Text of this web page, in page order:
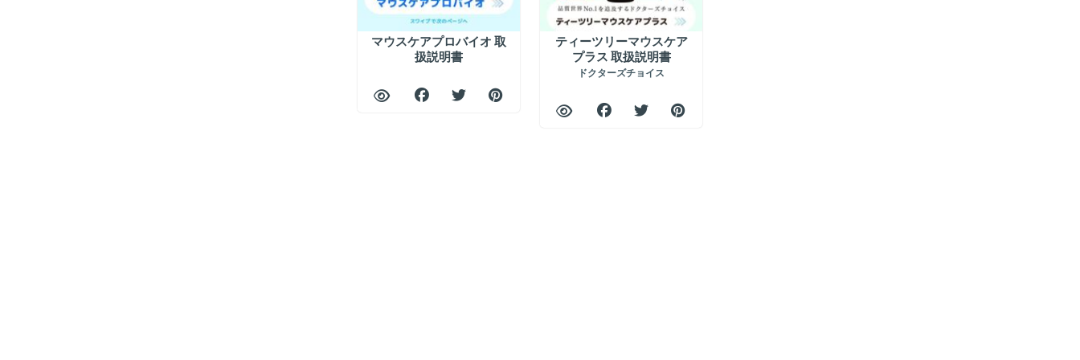
マウスケアプロバイオ 取
扱説明書
ティーツリーマウスケア
プラス 取扱説明書
ドクターズチョイス